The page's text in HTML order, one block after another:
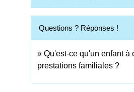
Questions ? Réponses !
Qu'est-ce qu'un enfant à
prestations familiales ?